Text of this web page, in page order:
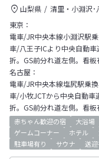
山梨県 清里・小淵沢･
東京：
電車/JR中央本線小淵沢駅
車/八王子ICより中央自動
折。GS前分れ道左側。看板
名古屋：
電車/JR中央本線塩尻駅乗
車/小牧JCTから中央自動車
折。GS前分れ道左側。看板
赤ちゃん歓迎の宿 大浴場
ゲームコーナー
ホテル
駐車場有り
サウナ 送迎